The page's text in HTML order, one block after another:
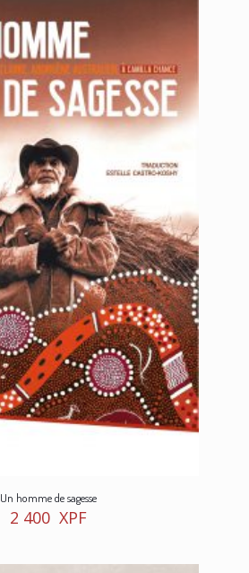
Un homme de sagesse
2 400 XPF